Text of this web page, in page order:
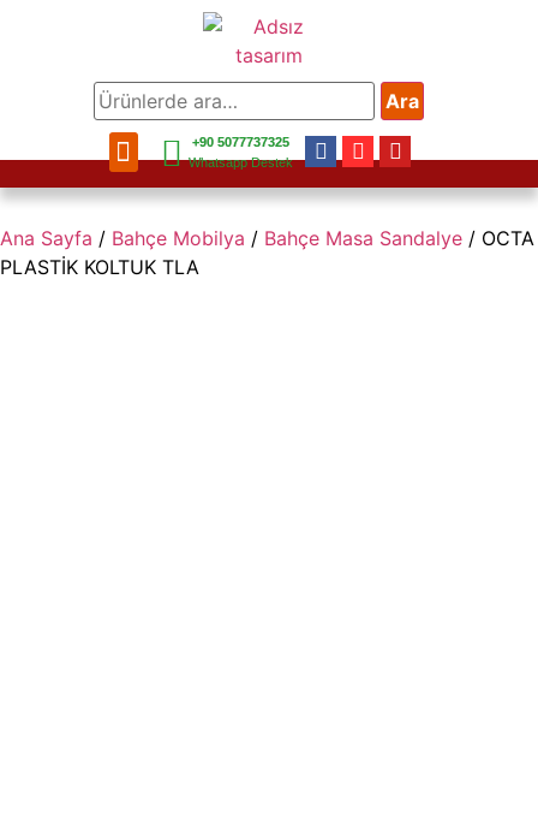
Ara
+90 5077737325
Whatsapp Destek
Ana Sayfa / Bahçe Mobilya / Bahçe Masa Sandalye / OCTA
PLASTİK KOLTUK TLA